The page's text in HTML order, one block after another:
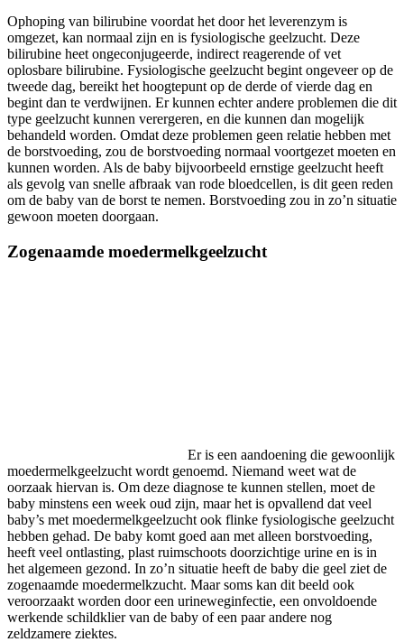
Ophoping van bilirubine voordat het door het leverenzym is
omgezet, kan normaal zijn en is fysiologische geelzucht. Deze
bilirubine heet ongeconjugeerde, indirect reagerende of vet
oplosbare bilirubine. Fysiologische geelzucht begint ongeveer op de
tweede dag, bereikt het hoogtepunt op de derde of vierde dag en
begint dan te verdwijnen. Er kunnen echter andere problemen die dit
type geelzucht kunnen verergeren, en die kunnen dan mogelijk
behandeld worden. Omdat deze problemen geen relatie hebben met
de borstvoeding, zou de borstvoeding normaal voortgezet moeten en
kunnen worden. Als de baby bijvoorbeeld ernstige geelzucht heeft
als gevolg van snelle afbraak van rode bloedcellen, is dit geen reden
om de baby van de borst te nemen. Borstvoeding zou in zo’n situatie
gewoon moeten doorgaan.
Zogenaamde moedermelkgeelzucht
Er is een aandoening die gewoonlijk
moedermelkgeelzucht wordt genoemd. Niemand weet wat de
oorzaak hiervan is. Om deze diagnose te kunnen stellen, moet de
baby minstens een week oud zijn, maar het is opvallend dat veel
baby’s met moedermelkgeelzucht ook flinke fysiologische geelzucht
hebben gehad. De baby komt goed aan met alleen borstvoeding,
heeft veel ontlasting, plast ruimschoots doorzichtige urine en is in
het algemeen gezond. In zo’n situatie heeft de baby die geel ziet de
zogenaamde moedermelkzucht. Maar soms kan dit beeld ook
veroorzaakt worden door een urineweginfectie, een onvoldoende
werkende schildklier van de baby of een paar andere nog
zeldzamere ziektes.